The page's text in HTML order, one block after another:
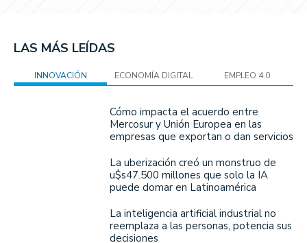
LAS MÁS LEÍDAS
INNOVACIÓN ECONOMÍA DIGITAL EMPLEO 4.0
Cómo impacta el acuerdo entre
Mercosur y Unión Europea en las
empresas que exportan o dan servicios
La uberización creó un monstruo de
u$s47.500 millones que solo la IA
puede domar en Latinoamérica
La inteligencia artificial industrial no
reemplaza a las personas, potencia sus
decisiones